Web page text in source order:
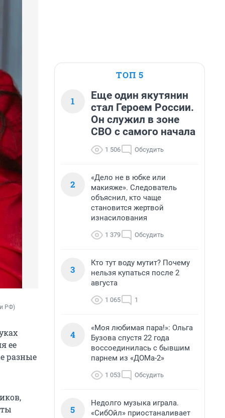
РФ)
ее
разные
ТОП 5
1
Еще один якутянин
стал Героем России.
Он служил в зоне
СВО с самого начала
1 506 Обсудить
2
«Дело не в юбке или
макияже». Следователь
объяснил, кто чаще
становится жертвой
изнасилования
1 379 Обсудить
3
Кто тут воду мутит? Почему
нельзя купаться после 2
августа
1 065 1
4
«Моя любимая пара!»: Ольга
Бузова спустя 22 года
воссоединилась с бывшим
парнем из «ДОМа-2»
1 053 Обсудить
5
Недолго музыка играла.
«СибОйл» приостаналивает